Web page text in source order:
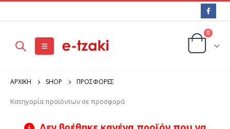
0
ΑΡΧΙΚΉ SHOP ΠΡΟΣΦΟΡΕΣ
Κατηγορία προϊόντων σε προσφορά